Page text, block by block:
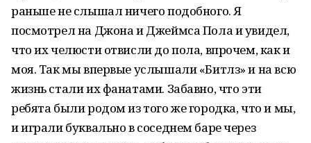
раньше не слышал ничего подобного. Я
посмотрел на Джона и Джеймса Пола и увидел,
что их челюсти отвисли до пола, впрочем, как и
моя. Так мы впервые услышали «Битлз» и на всю
жизнь стали их фанатами. Забавно, что эти
ребята были родом из того же городка, что и мы,
и играли буквально в соседнем баре через